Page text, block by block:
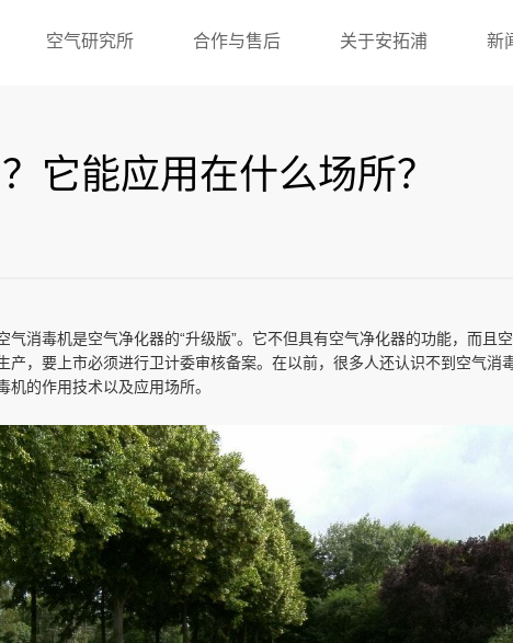
空气研究所 合作与售后 关于安拓浦 新
它能应用在什么场所？
消毒机是空气净化器的“升级版”。它不但具有空气净化器的功能，而且
，要上市必须进行卫计委审核备案。在以前，很多人还认识不到空气消
的作用技术以及应用场所。